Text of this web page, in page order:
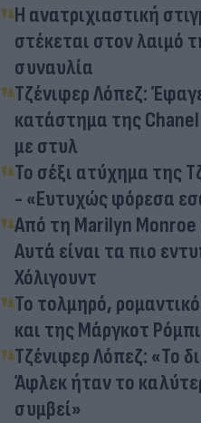
Η ανατριχιαστική
στέκεται στον λαιμό
συναυλία
Τζένιφερ Λόπεζ:
κατάστημα της Chanel
με στυλ
Το σέξι ατύχημα της
- «Ευτυχώς φόρεσα
Από τη Marilyn Monroe
Αυτά είναι τα πιο
Χόλιγουντ
Το τολμηρό,
και της Μάργκοτ Ρόμπι
Τζένιφερ Λόπεζ: «Το
Άφλεκ ήταν το
συμβεί»